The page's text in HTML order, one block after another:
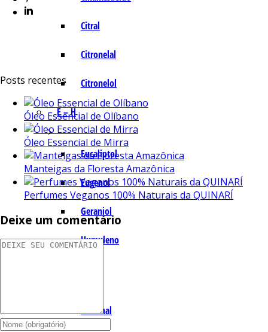
Citral
Citronelal
Citronelol
E – H
Eucaliptol
Eugenol
Geraniol
Humuleno
Lemonal
Posts recentes
Óleo Essencial de Olíbano
Óleo Essencial de Mirra
Manteigas da Floresta Amazônica
Perfumes Veganos 100% Naturais da QUINARÍ
Deixe um comentário